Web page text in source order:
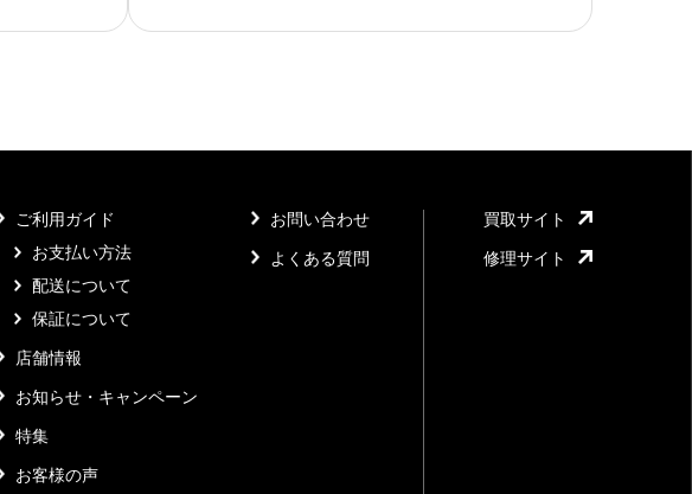
ご利用ガイド
お支払い方法
配送について
保証について
店舗情報
お知らせ・キャンペーン
特集
お客様の声
お問い合わせ
よくある質問
買取サイト
修理サイト